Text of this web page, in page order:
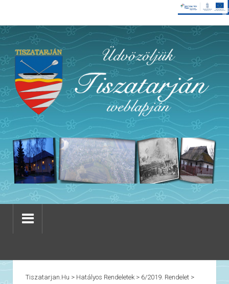
Tiszatarjan.hu > Hatályos Rendeletek> 6/2019. Rendelet >